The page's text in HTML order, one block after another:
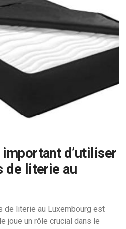
d’utiliser
de literie au
de literie au Luxembourg est
joue un rôle crucial dans le